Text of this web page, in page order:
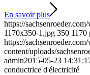
En savoir plus
https://
1170x350-1.jpg 350 1170
https://
content/uploads/
admin2015-05-23
conductrice d'électricité